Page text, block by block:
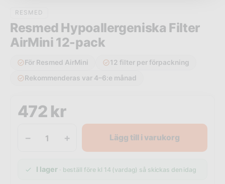
RESMED
Resmed Hypoallergeniska Filter
AirMini 12-pack
För Resmed AirMini
12 filter per förpackning
Rekommenderas var 4–6:e månad
472 kr
− + Lägg till i varukorg
I lager · beställ före kl 14 (vardag) så skickas den idag